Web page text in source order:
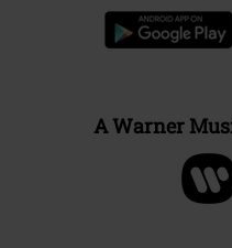
A Warner